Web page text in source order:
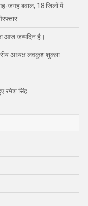
जगह बवाल, 18 जिलों में
आज जन्मदिन है।
अध्यक्ष लवकुश शुक्ला
रमेश सिंह